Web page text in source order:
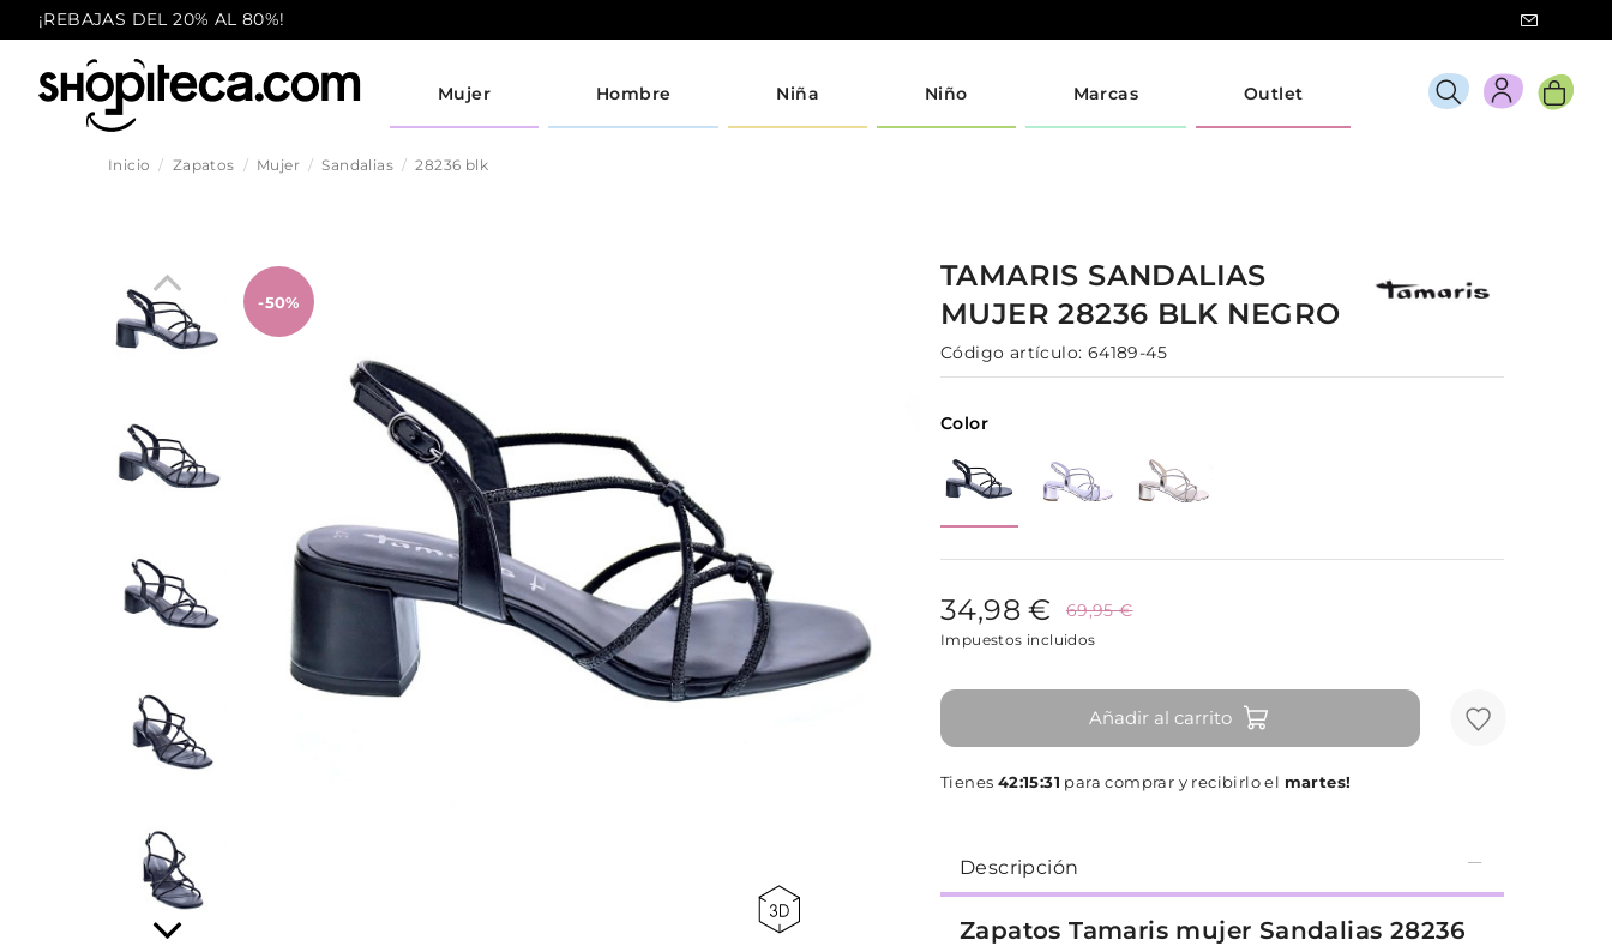
¡REBAJAS DEL 20% AL 80%!
Mujer Hombre Niña Niño Marcas Outlet
Inicio Zapatos Mujer Sandalias 28236 blk
-50%
TAMARIS SANDALIAS
MUJER28236 BLK NEGRO
Código artículo: 64189-45
Color
34,98 € 69,95 €
Impuestos incluidos
Añadir al carrito
Tienes 42:15:31 para comprar y recibirlo el martes!
Descripción
Zapatos Tamaris mujer Sandalias 28236